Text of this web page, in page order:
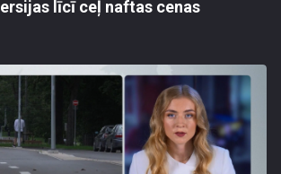
līcī ceļ naftas cenas